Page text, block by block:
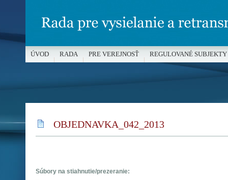
OBJEDNAVKA_042_2013
Súbory na stiahnutie/prezeranie:
ÚVOD RADA PRE VEREJNOSŤ REGULOVANÉ SUBJEKTY